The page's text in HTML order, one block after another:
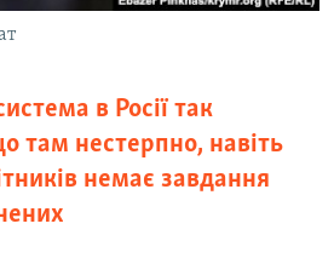
в Росії так
там нестерпно, навіть
немає завдання